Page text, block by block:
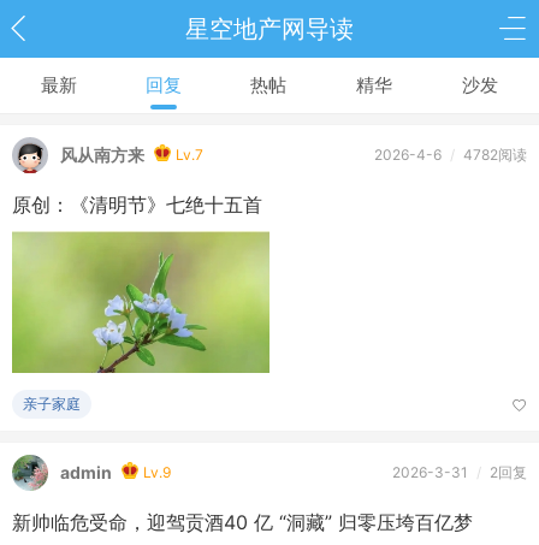
星空地产网导读
最新 回复 热帖 精华 沙发
风从南方来 Lv.7 2026-4-6 / 4782阅读
原创：《清明节》七绝十五首
亲子家庭
admin Lv.9 2026-3-31 / 2回复
新帅临危受命，迎驾贡酒40 亿 “洞藏” 归零压垮百亿梦